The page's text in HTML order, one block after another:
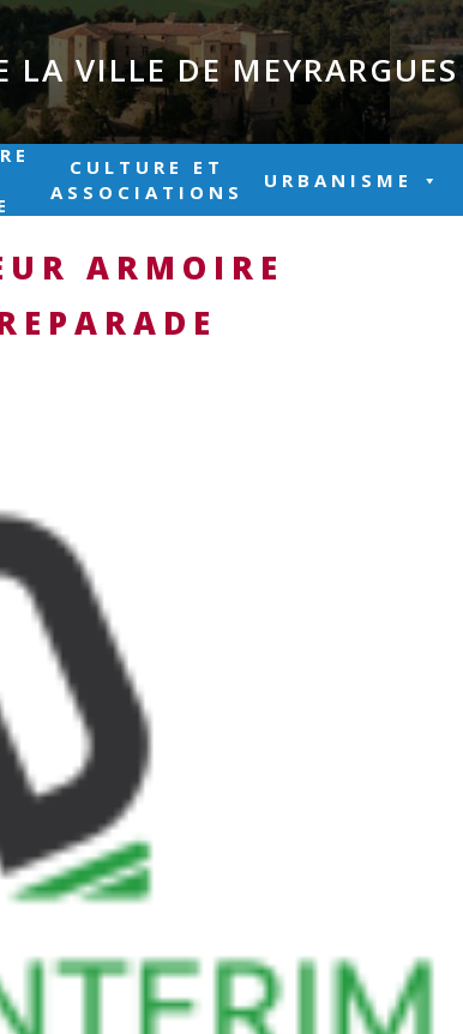
LA VILLE DE MEYRARGUES
CULTURE ET
ASSOCIATIONS
URBANISME
ARMOIRE